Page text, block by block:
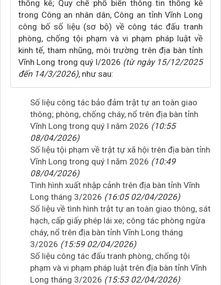
thống kê; Quy chế phổ biến thông tin thống kê
trong Công an nhân dân, Công an tỉnh Vĩnh Long
công bố số liệu (sơ bộ) về công tác đấu tranh
phòng, chống tội phạm và vi phạm pháp luật về
kinh tế, tham nhũng, môi trường trên địa bàn tỉnh
Vĩnh Long trong quý I/2026 (từ ngày 15/12/2025
đến 14/3/2026), như sau:
Số liệu công tác bảo đảm trật tự an toàn giao
thông; phòng, chống cháy, nổ trên địa bàn tỉnh
Vĩnh Long trong quý I năm 2026 (10:55
08/04/2026)
Số liệu tội phạm về trật tự xã hội trên địa bàn tỉnh
Vĩnh Long trong quý I năm 2026 (10:49
08/04/2026)
Tình hình xuất nhập cảnh trên địa bàn tỉnh Vĩnh
Long tháng 3/2026 (16:05 02/04/2026)
Số liệu về tình hình trật tự an toàn giao thông, sát
hạch, cấp giấy phép lái xe; công tác phòng ngừa
cháy, nổ trên địa bàn tỉnh Vĩnh Long tháng
3/2026 (15:59 02/04/2026)
Số liệu công tác đấu tranh phòng, chống tội
phạm và vi phạm pháp luật trên địa bàn tỉnh Vĩnh
Long tháng 3/2026 (15:53 02/04/2026)